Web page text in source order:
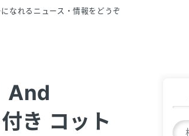
なれるニュース・情報をどうぞ
And
き コット
検